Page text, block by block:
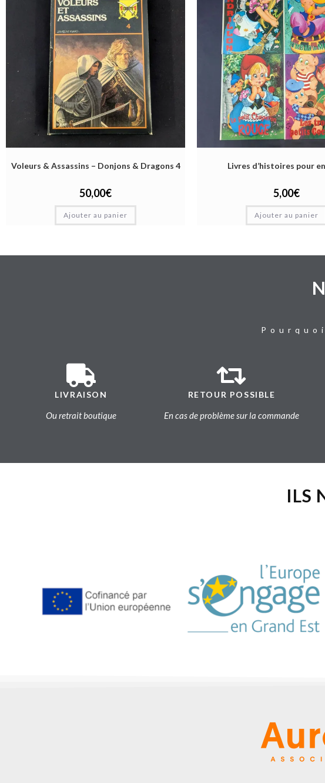
Voleurs & Assassins – Donjons & Dragons 4
50,00€
Ajouter au panier
Livres d’histoires pour
5,00€
Ajouter au panier
LIVRAISON
Ou retrait boutique
RETOUR POSSIBLE
En cas de problème sur la commande
ILS